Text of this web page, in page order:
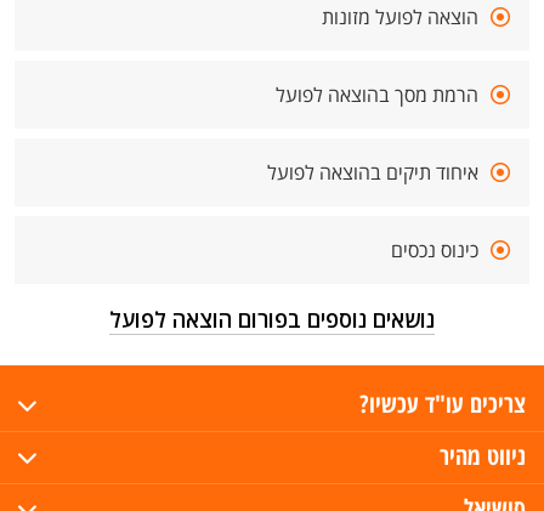
הוצאה לפועל מזונות
הרמת מסך בהוצאה לפועל
איחוד תיקים בהוצאה לפועל
כינוס נכסים
נושאים נוספים בפורום הוצאה לפועל
צריכים עו"ד עכשיו?
ניווט מהיר